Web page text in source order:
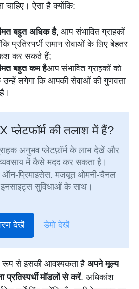
ऐसा है क्योंकि:
बहुत अधिक है, आप संभावित ग्राहकों
प्रतिस्पर्धी समान सेवाओं के लिए बेहतर
कर सकते हैं;
बहुत कम हैआप संभावित ग्राहकों को
उन्हें लगेगा कि आपकी सेवाओं की गुणवत्ता
प्लेटफॉर्म की तलाश में हैं?
अनुभव प्लेटफ़ॉर्म के लाभ देखें और
में कैसे मदद कर सकता है।
ऑन-प्रिमाइसेस, मजबूत ओमनी-चैनल
सुविधाओं के साथ।
देखें डेमो देखें
रूप से इसकी आवश्यकता है अपने मूल्य
प्रतिस्पर्धी मॉडलों से करें. अधिकांश